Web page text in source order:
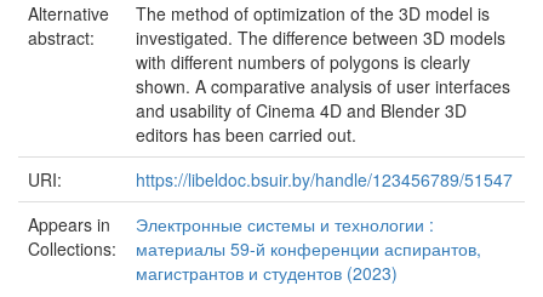
Alternative
abstract:
The method of optimization of the 3D model is
investigated. The difference between 3D models
with different numbers of polygons is clearly
shown. A comparative analysis of user interfaces
and usability of Cinema 4D and Blender 3D
editors has been carried out.
URI:
https://libeldoc.bsuir.by/handle/123456789/51547
Appears in
Collections:
Электронные системы и технологии :
материалы 59-й конференции аспирантов,
магистрантов и студентов (2023)